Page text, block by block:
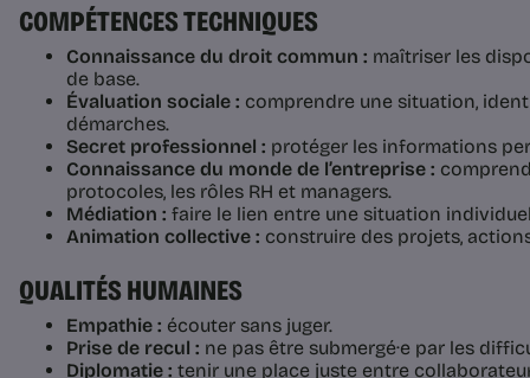
COMPÉTENCES TECHNIQUES
Connaissance du droit commun : maîtriser les
de base.
Évaluation sociale : comprendre une situation,
démarches.
Secret professionnel : protéger les informations
Connaissance du monde de l’entreprise :
protocoles, les rôles RH et managers.
Médiation : faire le lien entre une situation
Animation collective : construire des projets,
QUALITÉS HUMAINES
Empathie : écouter sans juger.
Prise de recul : ne pas être submergé·e par les
Diplomatie : tenir une place juste entre